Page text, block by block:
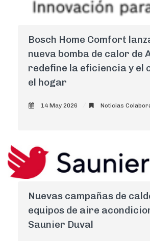
Bosch Home Comfort
nueva bomba de calor de
redefine la eficiencia y el
el hogar
14 May 2026
Noticias
Nuevas campañas de
equipos de aire
Saunier Duval